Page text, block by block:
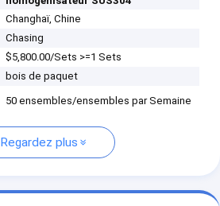
Changhaï, Chine
Chasing
$5,800.00/Sets >=1 Sets
bois de paquet
50 ensembles/ensembles par Semaine
Regardez plus